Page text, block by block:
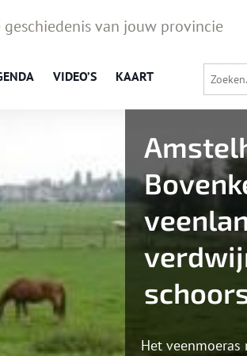
geschiedenis van jouw provincie
VIDEO’S KAART
Het